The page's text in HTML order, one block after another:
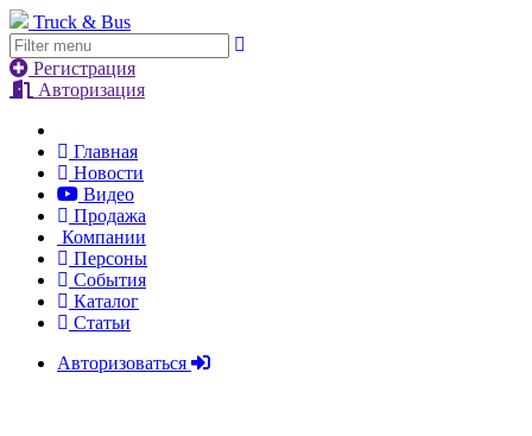
Truck & Bus
Регистрация
Авторизация
Главная
Новости
Видео
Продажа
Компании
Персоны
События
Каталог
Статьи
Авторизоваться